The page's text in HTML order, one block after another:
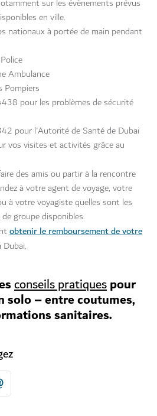
sur les évènements prévus
en ville.
nationaux à portée de main pendant
Ambulance
Pompiers
pour les problèmes de sécurité
pour l'Autorité de Santé de Dubai
vos visites et activités grâce au
des amis ou partir à la rencontre
à votre agent de voyage, votre
à votre voyagiste quelles sont les
groupe disponibles.
obtenir le remboursement de votre
conseils pratiquespour
solo – entre coutumes,
sanitaires.